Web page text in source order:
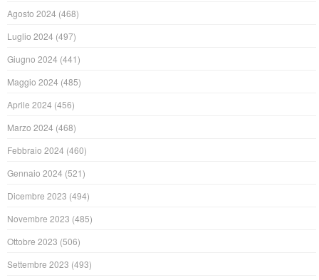
Agosto 2024 (468)
Luglio 2024 (497)
Giugno 2024 (441)
Maggio 2024 (485)
Aprile 2024 (456)
Marzo 2024 (468)
Febbraio 2024 (460)
Gennaio 2024 (521)
Dicembre 2023 (494)
Novembre 2023 (485)
Ottobre 2023 (506)
Settembre 2023 (493)